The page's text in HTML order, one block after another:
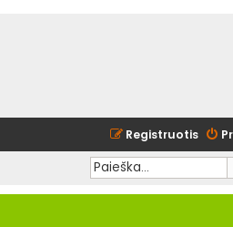
Registruotis